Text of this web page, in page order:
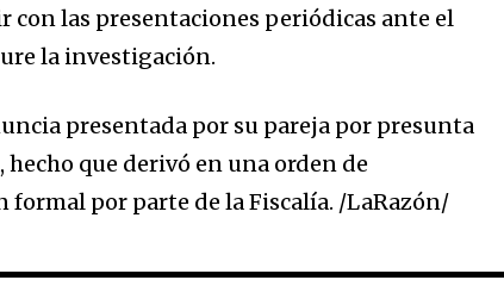
con las presentaciones periódicas ante el
la investigación.
presentada por su pareja por presunta
que derivó en una orden de
por parte de la Fiscalía. /LaRazón/